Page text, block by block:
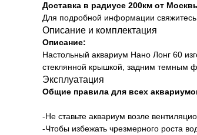
Доставка в радиусе 200км от
Для подробной информации
Описание и комплектация
Описание:
Настольный аквариум Нано Лонг 60
стеклянной крышкой, задним темным
Эксплуатация
Общие правила для всех
-Не ставьте аквариум возле
-Чтобы избежать чрезмерного роста